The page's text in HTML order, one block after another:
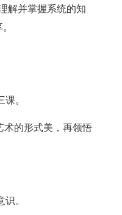
解并掌握系统的知
。
术的形式美，再领悟
。